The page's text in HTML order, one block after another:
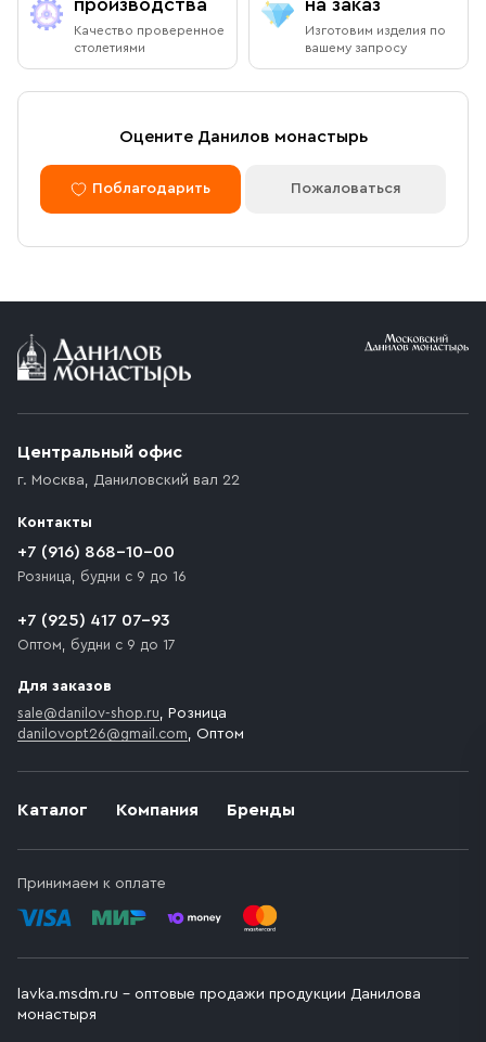
производства
Качество проверенное
столетиями
на заказ
Изготовим изделия по
вашему запросу
Оцените Данилов монастырь
Поблагодарить Пожаловаться
Каталог Компания Бренды
Принимаем к оплате
Центральный офис
г. Москва, Даниловский вал 22
Контакты
+7 (916) 868-10-00
Розница, будни с 9 до 16
+7 (925) 417 07-93
Оптом, будни с 9 до 17
Для заказов
sale@danilov-shop.ru, Розница
danilovopt26@gmail.com, Оптом
lavka.msdm.ru – оптовые продажи продукции Данилова
монастыря